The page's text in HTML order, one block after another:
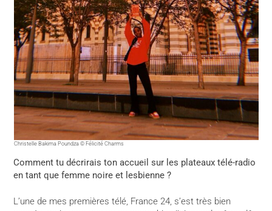
Christelle Bakima Poundza © Félicité Charms
Comment tu décrirais ton accueil sur les plateaux télé-radio
en tant que femme noire et lesbienne ?
L’une de mes premières télé, France 24, s’est très bien